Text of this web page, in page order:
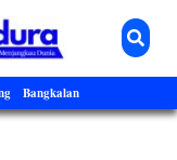
Bangkalan